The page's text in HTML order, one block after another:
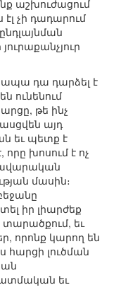
աշխուժացում
չի դադարում
ապա դա դարձել է
ունենում
թե ինչ
այդ
եւ պետք է
որը խոսում է ոչ
մասին։
իր լիարժեք
տարածքում, եւ
որոնք կարող են
հարցի լուծման
եւ